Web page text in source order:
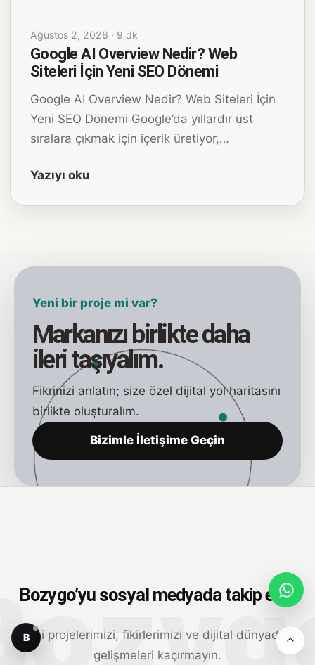
B
Ağustos 2, 2026 · 9 dk
Google AI Overview Nedir? Web
Siteleri İçin Yeni SEO Dönemi
Google AI Overview Nedir? Web Siteleri İçin
Yeni SEO Dönemi Google’da yıllardır üst
sıralara çıkmak için içerik üretiyor,…
Yazıyı oku
Yeni bir proje mi var?
Markanızı birlikte daha
ileri taşıyalım.
Fikrinizi anlatın; size özel dijital yol haritasını
birlikte oluşturalım.
Bizimle İletişime Geçin
Bozygo’yu sosyal medyada takip edin
Yeni projelerimizi, fikirlerimizi ve dijital dünyadaki
gelişmeleri kaçırmayın.